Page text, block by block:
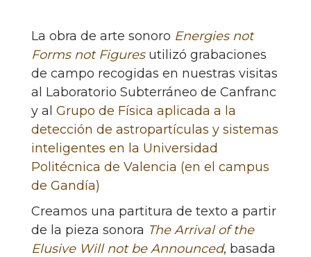
La obra de arte sonoro Energies not
Forms not Figuresutilizó grabaciones
de campo recogidas en nuestras visitas
al Laboratorio Subterráneo de Canfranc
y al Grupo de Física aplicada a la
detección de astropartículas y sistemas
inteligentes en la Universidad
Politécnica de Valencia (en el campus
de Gandía)
Creamos una partitura de texto a partir
de la pieza sonora The Arrival of the
Elusive Will not be Announced, basada